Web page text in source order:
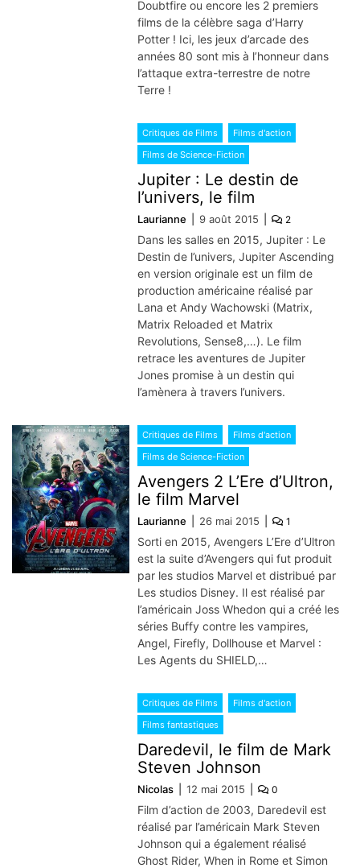
Doubtfire ou encore les 2 premiers
films de la célèbre saga d’Harry
Potter ! Ici, les jeux d’arcade des
années 80 sont mis à l’honneur dans
l’attaque extra-terrestre de notre
Terre !
Critiques de Films
Films d'action
Films de Science-Fiction
Jupiter : Le destin de
l’univers, le film
Laurianne 9 août 2015 2
Dans les salles en 2015, Jupiter : Le
Destin de l’univers, Jupiter Ascending
en version originale est un film de
production américaine réalisé par
Lana et Andy Wachowski (Matrix,
Matrix Reloaded et Matrix
Revolutions, Sense8,…). Le film
retrace les aventures de Jupiter
Jones promise à un destin qui
l’amènera à travers l’univers.
Critiques de Films
Films d'action
Films de Science-Fiction
Avengers 2 L’Ere d’Ultron,
le film Marvel
Laurianne 26 mai 2015 1
Sorti en 2015, Avengers L’Ere d’Ultron
est la suite d’Avengers qui fut produit
par les studios Marvel et distribué par
Les studios Disney. Il est réalisé par
l’américain Joss Whedon qui a créé les
séries Buffy contre les vampires,
Angel, Firefly, Dollhouse et Marvel :
Les Agents du SHIELD,…
Critiques de Films
Films d'action
Films fantastiques
Daredevil, le film de Mark
Steven Johnson
Nicolas 12 mai 2015 0
Film d’action de 2003, Daredevil est
réalisé par l’américain Mark Steven
Johnson qui a également réalisé
Ghost Rider, When in Rome et Simon